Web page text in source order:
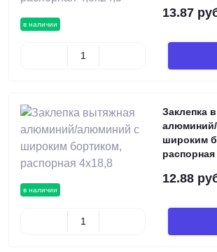
в наличии
13.87
в наличии
Заклепка
широким
распорная
12.88